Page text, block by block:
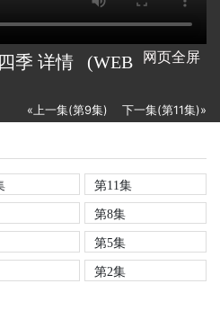
网页全屏
季 详情
(WEB
«上一集(第9集) 下一集(第11集)»
第11集
第8集
第5集
第2集